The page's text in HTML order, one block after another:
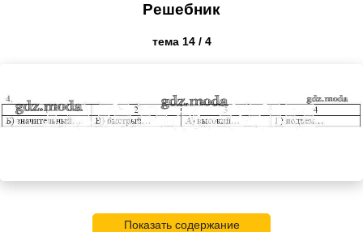
Решебник
тема 14 / 4
Показать содержание